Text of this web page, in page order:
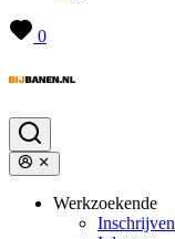
0
Werkzoekende
Inschrijven